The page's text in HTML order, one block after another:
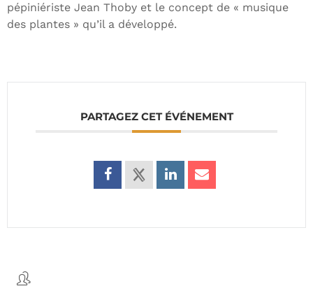
pépiniériste Jean Thoby et le concept de « musique
des plantes » qu’il a développé.
PARTAGEZ CET ÉVÉNEMENT